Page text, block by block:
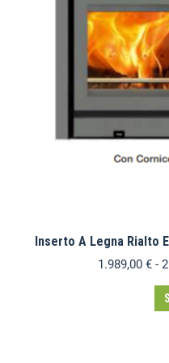
Inserto A Legna Rialto
1.989,00 € -